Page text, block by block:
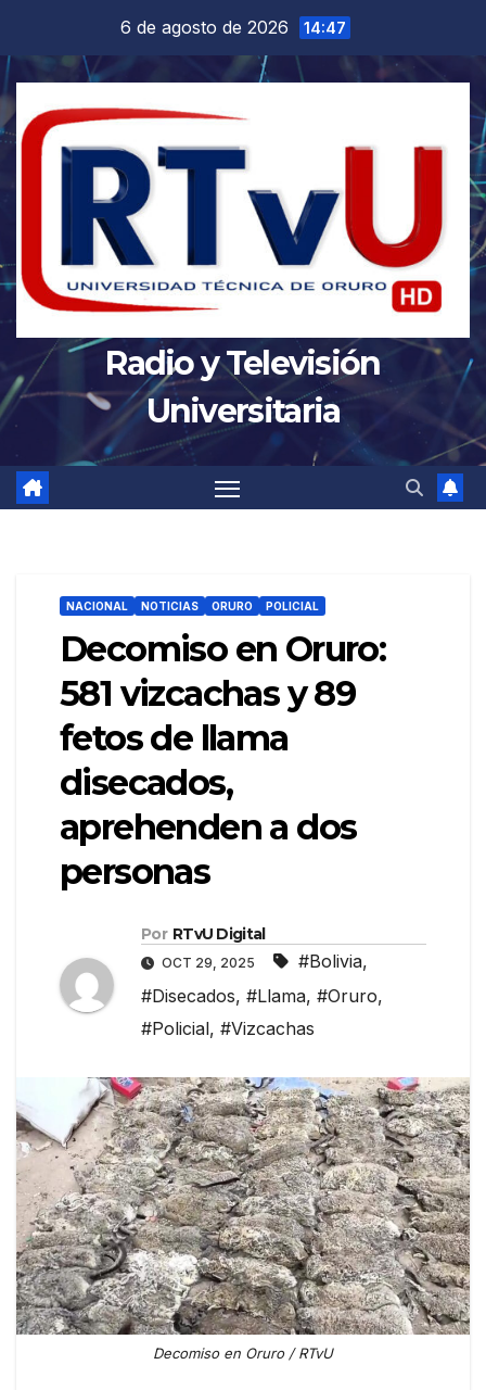
contenido
6 de agosto de 2026 14:47
Radio y Televisión
Universitaria
NACIONAL NOTICIAS ORURO POLICIAL
Decomiso en Oruro:
581 vizcachas y 89
fetos de llama
disecados,
aprehenden a dos
personas
Por RTvU Digital
OCT 29, 2025 #Bolivia,
#Disecados, #Llama, #Oruro,
#Policial, #Vizcachas
Decomiso en Oruro / RTvU